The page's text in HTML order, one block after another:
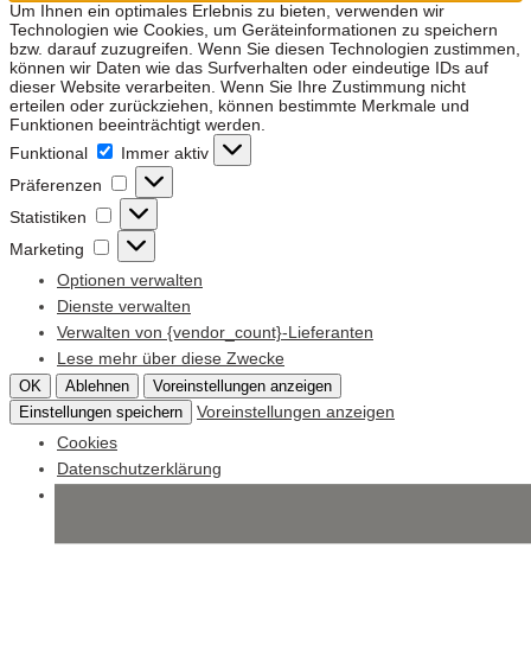
Um Ihnen ein optimales Erlebnis zu bieten, verwenden wir
Technologien wie Cookies, um Geräteinformationen zu speichern
bzw. darauf zuzugreifen. Wenn Sie diesen Technologien zustimmen,
können wir Daten wie das Surfverhalten oder eindeutige IDs auf
dieser Website verarbeiten. Wenn Sie Ihre Zustimmung nicht
erteilen oder zurückziehen, können bestimmte Merkmale und
Funktionen beeinträchtigt werden.
Funktional
Funktional
Immer aktiv
Präferenzen
Präferenzen
Statistiken
Statistiken
Marketing
Marketing
Optionen verwalten
Dienste verwalten
Verwalten von {vendor_count}-Lieferanten
Lese mehr über diese Zwecke
OK Ablehnen
Voreinstellungen anzeigen
Einstellungen speichern
Voreinstellungen anzeigen
Cookies
Datenschutzerklärung